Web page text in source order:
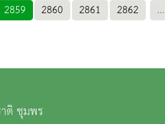
2859 2860 2861 2862 ...
ติ ชุมพร